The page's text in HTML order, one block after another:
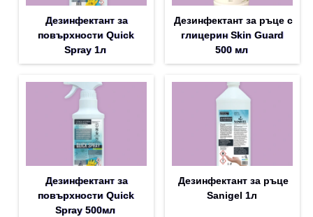
Дезинфектант за
повърхности Quick
Spray 1л
Дезинфектант за ръце с
глицерин Skin Guard
500 мл
Дезинфектант за
повърхности Quick
Spray 500мл
Дезинфектант за ръце
Sanigel 1л